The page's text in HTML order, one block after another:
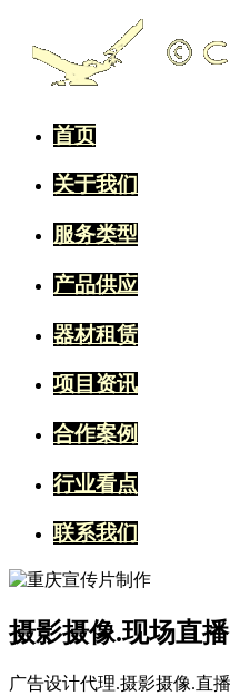
首页
关于我们
服务类型
产品供应
器材租赁
项目资讯
合作案例
行业看点
联系我们
摄影摄像.现场直
广告设计代理.摄影摄像.直